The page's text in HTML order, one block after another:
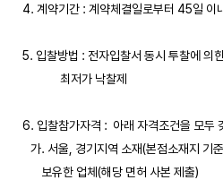
4. 계약기간 : 계약체결일로부터 45일 이
5. 입찰방법 : 전자입찰서 동시 투찰에 의
              최저가 낙찰제
6. 입찰참가자격 :  아래 자격조건을 모두
가. 서울, 경기지역 소재(본점소재지
       보유한 업체(해당 면허 사본 제출)